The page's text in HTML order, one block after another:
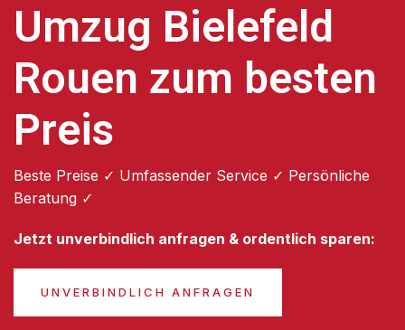
Umzug Bielefeld
Rouen zum besten
Preis
Beste Preise ✓ Umfassender Service ✓ Persönliche
Beratung ✓
Jetzt unverbindlich anfragen & ordentlich sparen:
UNVERBINDLICH ANFRAGEN